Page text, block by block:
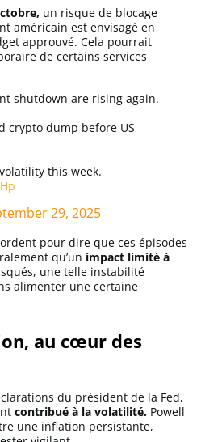
un risque de blocage
américain est envisagé en
approuvé. Cela pourrait
de certains services
shutdown are rising again.
crypto dump before US
this week.
29, 2025
pour dire que ces épisodes
qu’un impact limité à
une telle instabilité
alimenter une certaine
au cœur des
du président de la Fed,
contribué à la volatilité. Powell
une inflation persistante,